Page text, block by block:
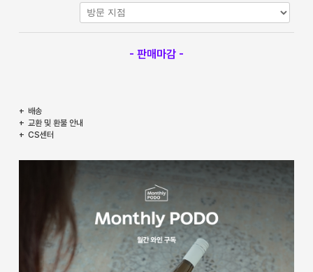
- 판매마감 -
배송
교환 및 환불 안내
CS센터